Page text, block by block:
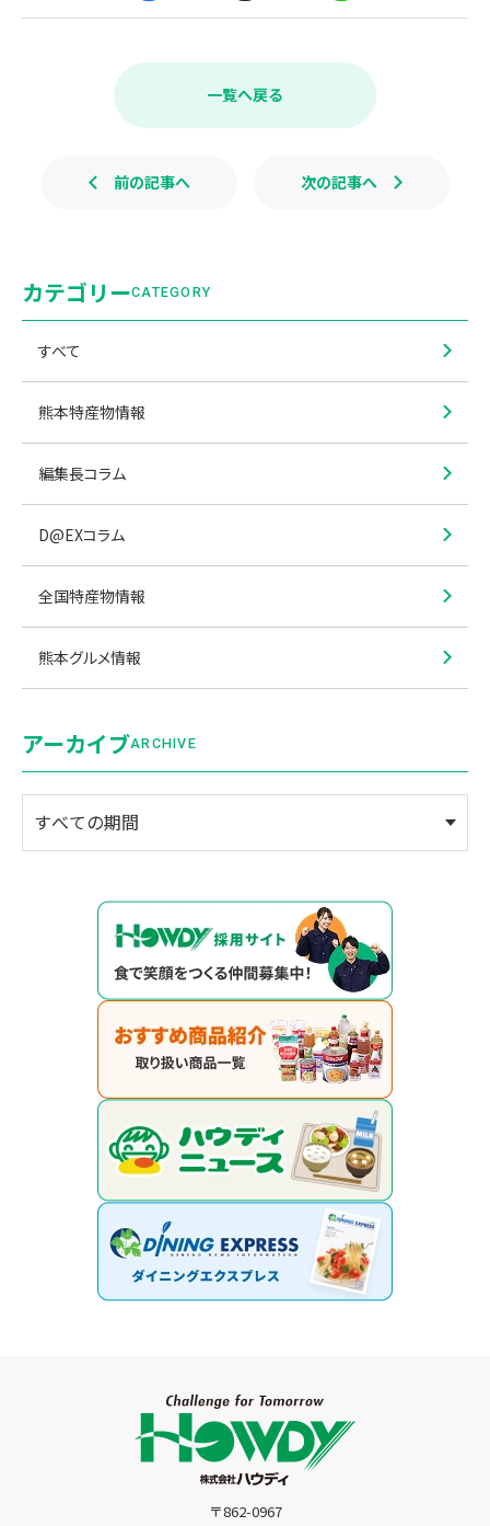
a
e
k
i
e
一覧へ戻る
前の記事へ 次の記事へ
カテゴリーCATEGORY
すべて
熊本特産物情報
編集長コラム
D@EXコラム
全国特産物情報
熊本グルメ情報
アーカイブARCHIVE
〒862-0967